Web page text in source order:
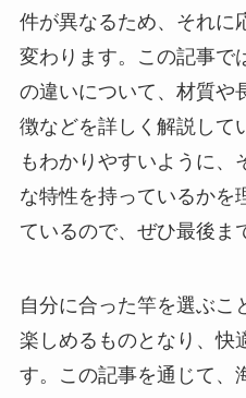
件が異なるため、それに
変わります。この記事で
の違いについて、材質や
徴などを詳しく解説して
もわかりやすいように、
な特性を持っているかを
ているので、ぜひ最後ま
自分に合った竿を選ぶこ
楽しめるものとなり、快
す。この記事を通じて、